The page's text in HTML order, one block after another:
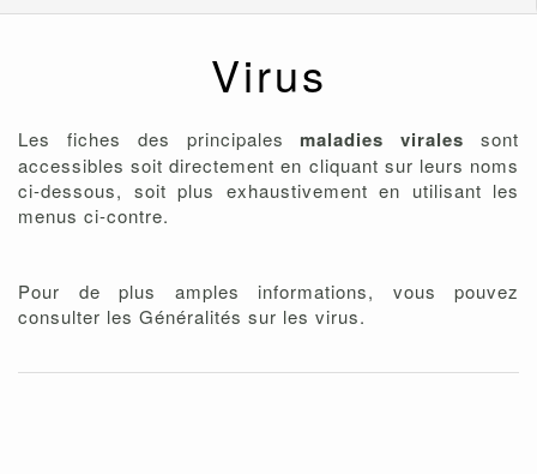
Virus
Les fiches des principales maladies virales sont
accessibles soit directement en cliquant sur leurs noms
ci-dessous, soit plus exhaustivement en utilisant les
menus ci-contre.
Pour de plus amples informations, vous pouvez
consulter les Généralités sur les virus.